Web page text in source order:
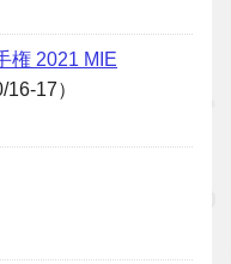
権 2021 MIE
17）